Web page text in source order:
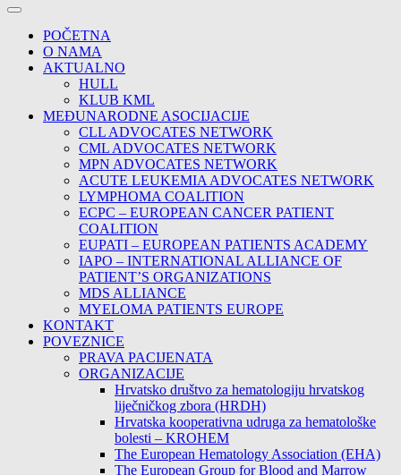
POČETNA
O NAMA
AKTUALNO
HULL
KLUB KML
MEĐUNARODNE ASOCIJACIJE
CLL ADVOCATES NETWORK
CML ADVOCATES NETWORK
MPN ADVOCATES NETWORK
ACUTE LEUKEMIA ADVOCATES NETWORK
LYMPHOMA COALITION
ECPC – EUROPEAN CANCER PATIENT
COALITION
EUPATI – EUROPEAN PATIENTS ACADEMY
IAPO – INTERNATIONAL ALLIANCE OF
PATIENT’S ORGANIZATIONS
MDS ALLIANCE
MYELOMA PATIENTS EUROPE
KONTAKT
POVEZNICE
PRAVA PACIJENATA
ORGANIZACIJE
Hrvatsko društvo za hematologiju hrvatskog
liječničkog zbora (HRDH)
Hrvatska kooperativna udruga za hematološke
bolesti – KROHEM
The European Hematology Association (EHA)
The European Group for Blood and Marrow